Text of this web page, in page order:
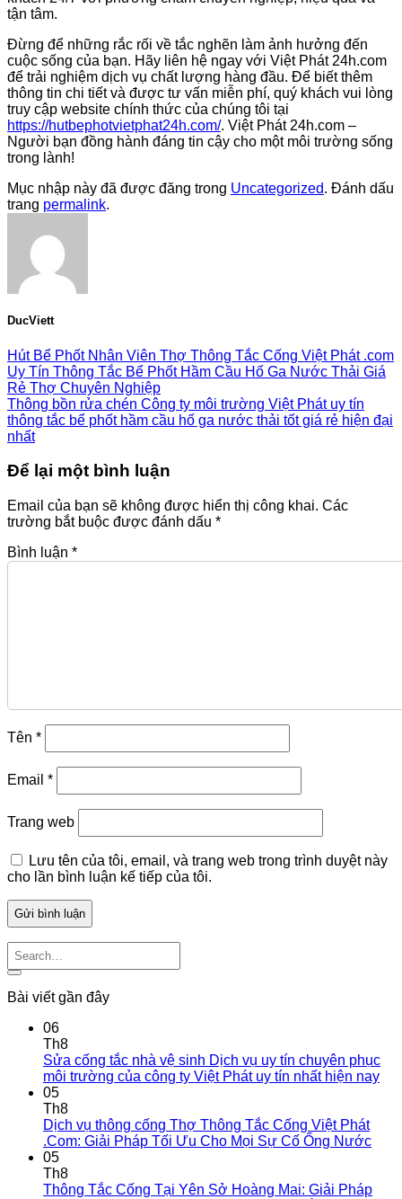
tận tâm.
Đừng để những rắc rối về tắc nghẽn làm ảnh hưởng đến
cuộc sống của bạn. Hãy liên hệ ngay với Việt Phát 24h.com
để trải nghiệm dịch vụ chất lượng hàng đầu. Để biết thêm
thông tin chi tiết và được tư vấn miễn phí, quý khách vui lòng
truy cập website chính thức của chúng tôi tại
https://hutbephotvietphat24h.com/. Việt Phát 24h.com –
Người bạn đồng hành đáng tin cậy cho một môi trường sống
trong lành!
Mục nhập này đã được đăng trong Uncategorized. Đánh dấu
trang permalink.
DucViett
Hút Bể Phốt Nhân Viên Thợ Thông Tắc Cống Việt Phát .com
Uy Tín Thông Tắc Bể Phốt Hầm Cầu Hố Ga Nước Thải Giá
Rẻ Thợ Chuyên Nghiệp
Thông bồn rửa chén Công ty môi trường Việt Phát uy tín
thông tắc bể phốt hầm cầu hố ga nước thải tốt giá rẻ hiện đại
nhất
Để lại một bình luận
Email của bạn sẽ không được hiển thị công khai. Các
trường bắt buộc được đánh dấu *
Bình luận *
Tên *
Email *
Trang web
Lưu tên của tôi, email, và trang web trong trình duyệt này
cho lần bình luận kế tiếp của tôi.
Bài viết gần đây
06
Th8
Sửa cống tắc nhà vệ sinh Dịch vụ uy tín chuyên phục
môi trường của công ty Việt Phát uy tín nhất hiện nay
05
Th8
Dịch vụ thông cống Thợ Thông Tắc Cống Việt Phát
.Com: Giải Pháp Tối Ưu Cho Mọi Sự Cố Ống Nước
05
Th8
Thông Tắc Cống Tại Yên Sở Hoàng Mai: Giải Pháp